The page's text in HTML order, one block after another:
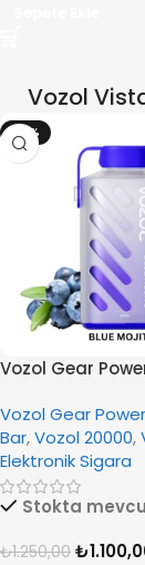
Vozol
-12%
Vozol Gear
Vozol Gear
Bar,Vozol 20000,
Elektronik Sigara
Stokta
₺1.250,00 ₺